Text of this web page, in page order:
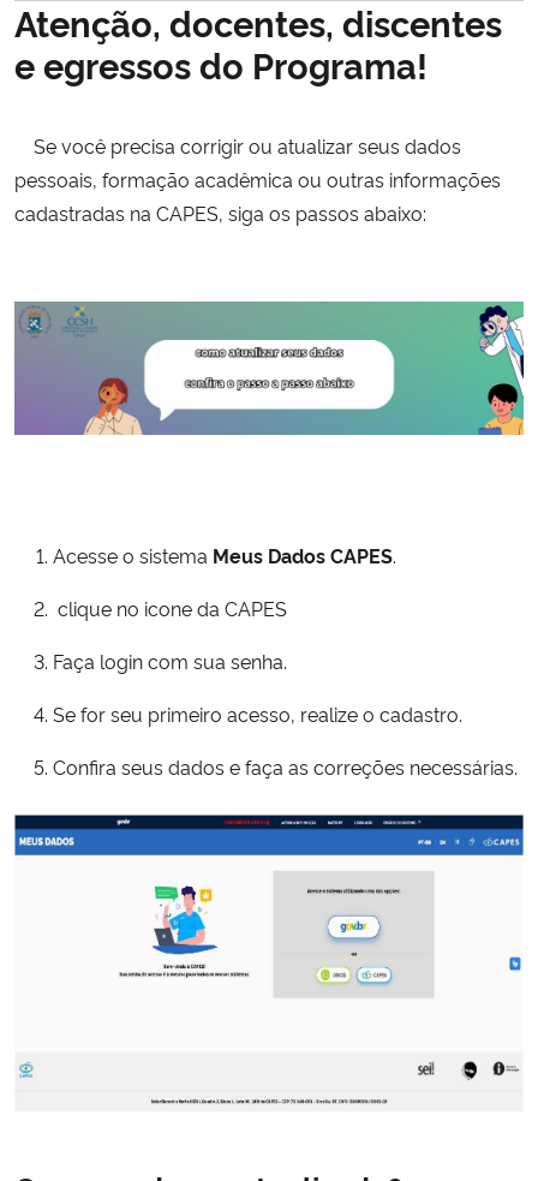
Ministério da Cidadania
Ministério da Saúde
Ministério de Minas e Energia
Ministério da Ciência, Tecnologia, Inovações e Comunicações
Ministério do Turismo
Ministério do Desenvolvimento Regional
Secretaria de Governo
Gabinete de Segurança Institucional
Banco Central do Brasil
Atenção, docentes, discentes
e egressos do Programa!
Se você precisa corrigir ou atualizar seus dados
pessoais, formação acadêmica ou outras informações
cadastradas na CAPES, siga os passos abaixo:
Acesse o sistema Meus Dados CAPES.
clique no icone da CAPES
Faça login com sua senha.
Se for seu primeiro acesso, realize o cadastro.
Confira seus dados e faça as correções necessárias.